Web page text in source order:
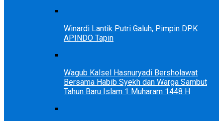
Winardi Lantik Putri Galuh, Pimpin DPK
APINDO Tapin
Wagub Kalsel Hasnuryadi Bersholawat
Bersama Habib Syekh dan Warga Sambut
Tahun Baru Islam 1 Muharam 1448 H